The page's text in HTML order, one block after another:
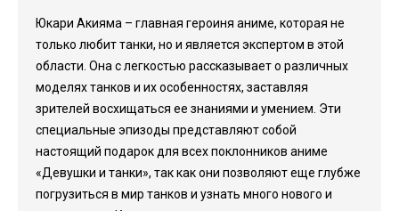
Юкари Акияма – главная героиня аниме, которая не
только любит танки, но и является экспертом в этой
области. Она с легкостью рассказывает о различных
моделях танков и их особенностях, заставляя
зрителей восхищаться ее знаниями и умением. Эти
специальные эпизоды представляют собой
настоящий подарок для всех поклонников аниме
«Девушки и танки», так как они позволяют еще глубже
погрузиться в мир танков и узнать много нового и